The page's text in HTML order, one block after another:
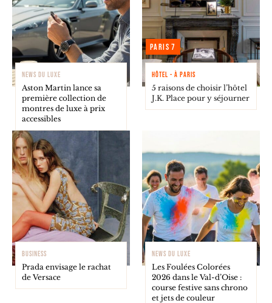
NEWS DU LUXE
Aston Martin lance sa
première collection de
montres de luxe à prix
accessibles
Paris 7
HÔTEL - À PARIS
5 raisons de choisir l’hôtel
J.K. Place pour y séjourner
BUSINESS
Prada envisage le rachat
de Versace
NEWS DU LUXE
Les Foulées Colorées
2026 dans le Val-d’Oise :
course festive sans chrono
et jets de couleur